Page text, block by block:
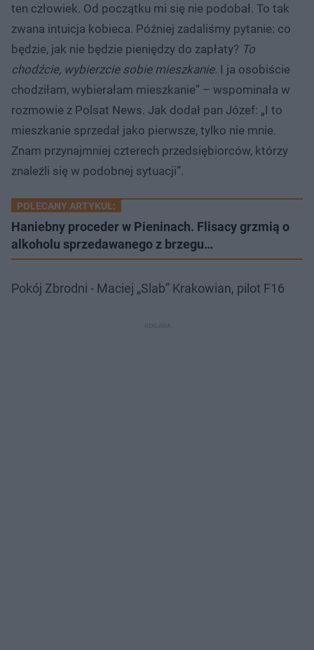
ten człowiek. Od początku mi się nie podobał. To tak
zwana intuicja kobieca. Później zadaliśmy pytanie: co
będzie, jak nie będzie pieniędzy do zapłaty? To
chodźcie, wybierzcie sobie mieszkanie. I ja osobiście
chodziłam, wybierałam mieszkanie” – wspominała w
rozmowie z Polsat News. Jak dodał pan Józef: „I to
mieszkanie sprzedał jako pierwsze, tylko nie mnie.
Znam przynajmniej czterech przedsiębiorców, którzy
znaleźli się w podobnej sytuacji”.
POLECANY ARTYKUŁ:
Haniebny proceder w Pieninach. Flisacy grzmią o
alkoholu sprzedawanego z brzegu…
Pokój Zbrodni - Maciej „Slab” Krakowian, pilot F16